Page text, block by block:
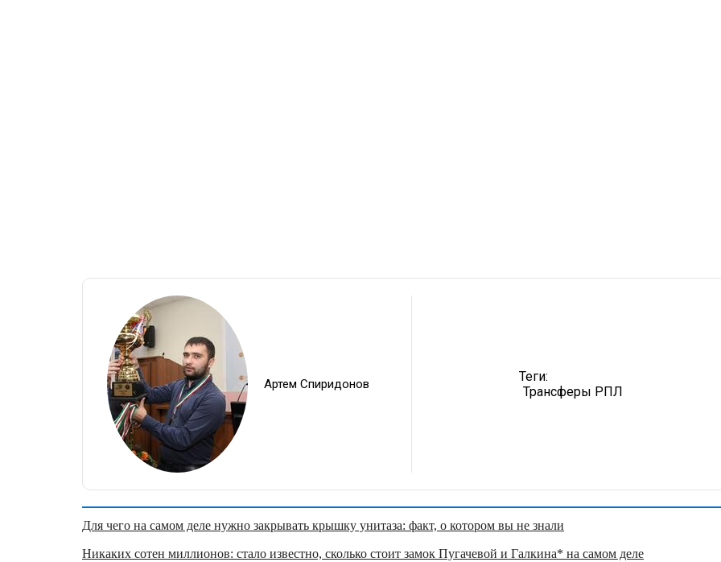
Артем Спиридонов
Теги:
Трансферы РПЛ
Для чего на самом деле нужно закрывать крышку унитаза: факт, о котором вы не знали
Никаких сотен миллионов: стало известно, сколько стоит замок Пугачевой и Галкина* на самом деле